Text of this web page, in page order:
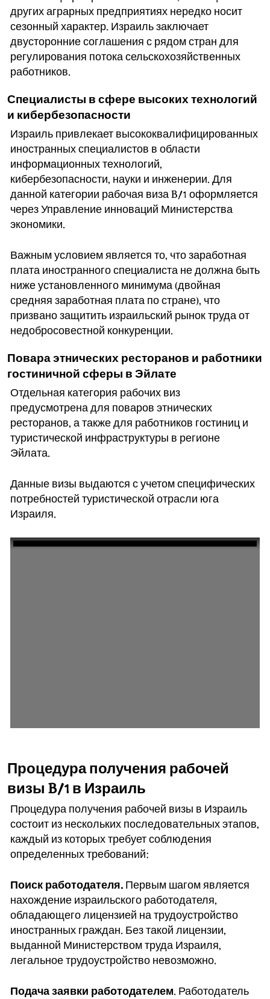
других аграрных предприятиях нередко носит
сезонный характер. Израиль заключает
двусторонние соглашения с рядом стран для
регулирования потока сельскохозяйственных
работников.
Специалисты в сфере высоких технологий
и кибербезопасности
Израиль привлекает высококвалифицированных
иностранных специалистов в области
информационных технологий,
кибербезопасности, науки и инженерии. Для
данной категории рабочая виза B/1 оформляется
через Управление инноваций Министерства
экономики.
Важным условием является то, что заработная
плата иностранного специалиста не должна быть
ниже установленного минимума (двойная
средняя заработная плата по стране), что
призвано защитить израильский рынок труда от
недобросовестной конкуренции.
Повара этнических ресторанов и работники
гостиничной сферы в Эйлате
Отдельная категория рабочих виз
предусмотрена для поваров этнических
ресторанов, а также для работников гостиниц и
туристической инфраструктуры в регионе
Эйлата.
Данные визы выдаются с учетом специфических
потребностей туристической отрасли юга
Израиля.
Процедура получения рабочей
визы B/1 в Израиль
Процедура получения рабочей визы в Израиль
состоит из нескольких последовательных этапов,
каждый из которых требует соблюдения
определенных требований:
Поиск работодателя. Первым шагом является
нахождение израильского работодателя,
обладающего лицензией на трудоустройство
иностранных граждан. Без такой лицензии,
выданной Министерством труда Израиля,
легальное трудоустройство невозможно.
Подача заявки работодателем. Работодатель